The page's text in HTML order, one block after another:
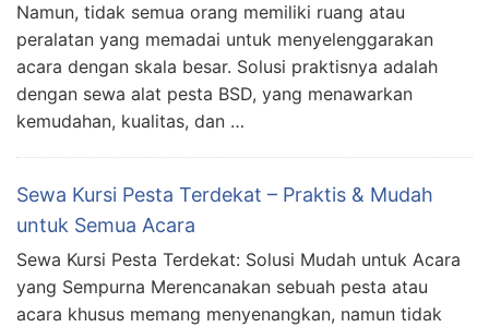
Namun, tidak semua orang memiliki ruang atau
peralatan yang memadai untuk menyelenggarakan
acara dengan skala besar. Solusi praktisnya adalah
dengan sewa alat pesta BSD, yang menawarkan
kemudahan, kualitas, dan …
Sewa Kursi Pesta Terdekat – Praktis & Mudah
untuk Semua Acara
Sewa Kursi Pesta Terdekat: Solusi Mudah untuk Acara
yang Sempurna Merencanakan sebuah pesta atau
acara khusus memang menyenangkan, namun tidak